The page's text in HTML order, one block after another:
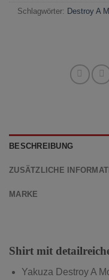
Schlagwörter: Destroy A
BESCHREIBUNG
ZUSÄTZLICHE
MARKE
Shirt mit
Yakuza Destroy A